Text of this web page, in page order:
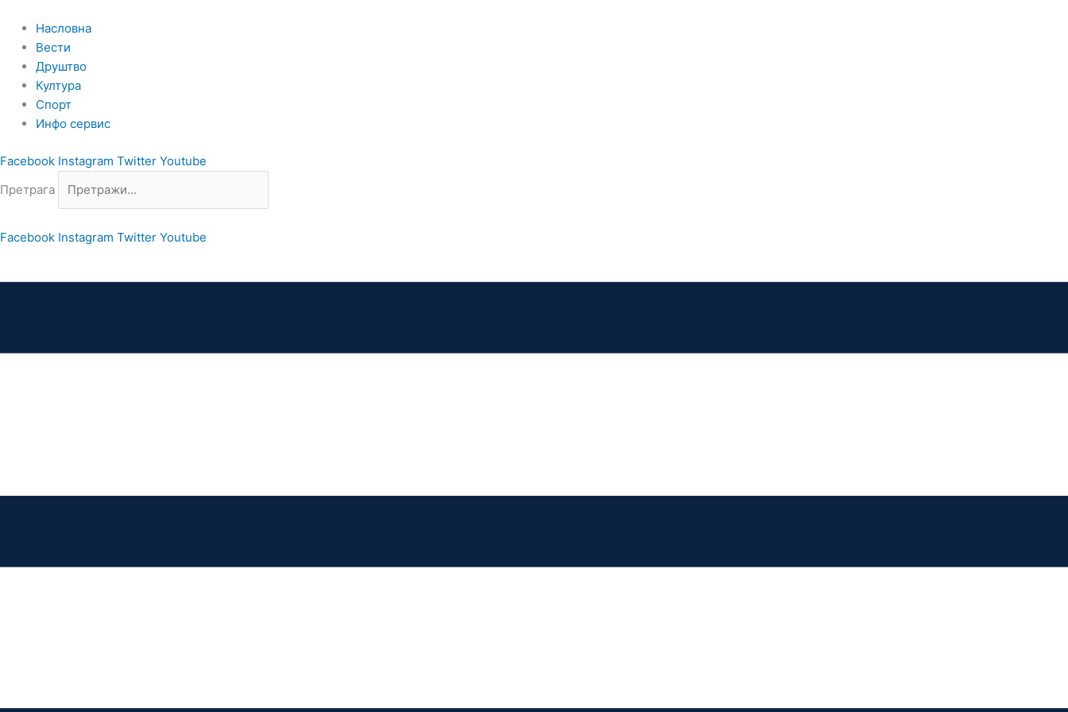
садржај
Насловна
Вести
Друштво
Култура
Спорт
Инфо сервис
Facebook Instagram Twitter Youtube
Претрага
Facebook Instagram Twitter Youtube